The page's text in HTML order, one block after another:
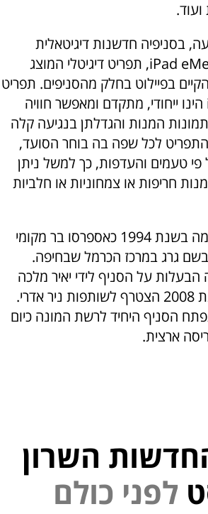
בסניפיה חדשנות דיגיטאלית
קולינארית ה – iPad eMenu, תפריט דיגיטלי המוצג
בפיילוט בחלק מהסניפים. תפריט
ה – iPad eMenu הינו ייחודי, מתקדם ומאפשר חוויה
המנות והגדלתן בנגיעה קלה
לכל שפה בה בוחר הסועד,
פי טעמים והעדפות, כך למשל ניתן
חריפות או צמחוניות או חלביות
רשת קפה גרג הוקמה בשנת 1994 כאספרסו בר מקומי
בשם גרג במרכז הכרמל שבחיפה.
עברה הבעלות על הסניף לידי יאיר מלכה
וגלעד אלמוג ובשנת 2008 הצטרף לשותפות ניר אדרי.
הסניף היחיד לרשת המונה כיום
השרון